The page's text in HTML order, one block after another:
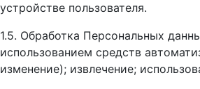
устройстве пользователя.
1.5. Обработка Персональных
использованием средств
изменение); извлечение;